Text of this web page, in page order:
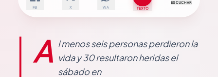
FB X WA TEXTO
ESCUCHAR
A l menos seis personas perdieron la
vida y 30 resultaron heridas el
sábado en